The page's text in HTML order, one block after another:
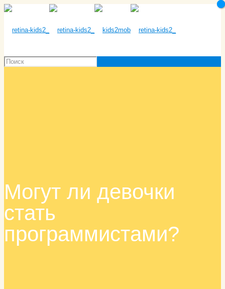
Могут ли девочки
стать
программистами?